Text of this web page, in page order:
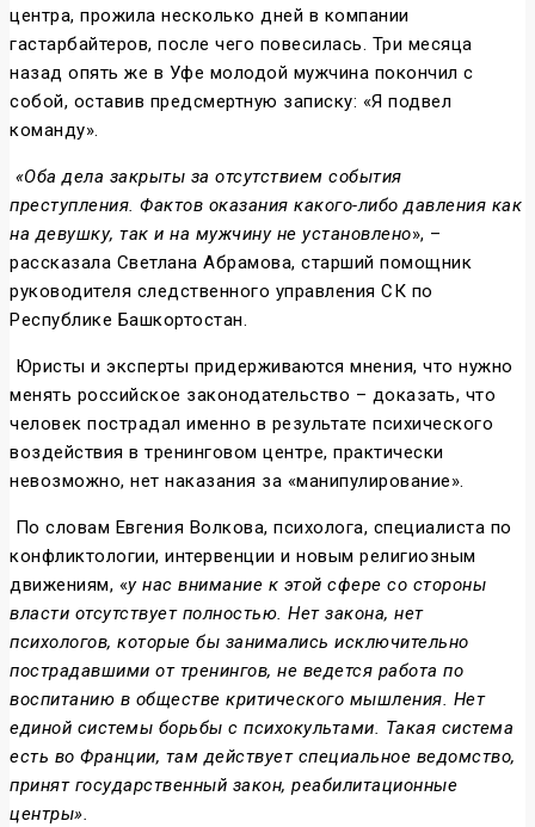
центра, прожила несколько дней в компании
гастарбайтеров, после чего повесилась. Три месяца
назад опять же в Уфе молодой мужчина покончил с
собой, оставив предсмертную записку: «Я подвел
команду».
«Оба дела закрыты за отсутствием события
преступления. Фактов оказания какого-либо давления как
на девушку, так и на мужчину не установлено», –
рассказала Светлана Абрамова, старший помощник
руководителя следственного управления СК по
Республике Башкортостан.
Юристы и эксперты придерживаются мнения, что нужно
менять российское законодательство – доказать, что
человек пострадал именно в результате психического
воздействия в тренинговом центре, практически
невозможно, нет наказания за «манипулирование».
По словам Евгения Волкова, психолога, специалиста по
конфликтологии, интервенции и новым религиозным
движениям, «у нас внимание к этой сфере со стороны
власти отсутствует полностью. Нет закона, нет
психологов, которые бы занимались исключительно
пострадавшими от тренингов, не ведется работа по
воспитанию в обществе критического мышления. Нет
единой системы борьбы с психокультами. Такая система
есть во Франции, там действует специальное ведомство,
принят государственный закон, реабилитационные
центры».